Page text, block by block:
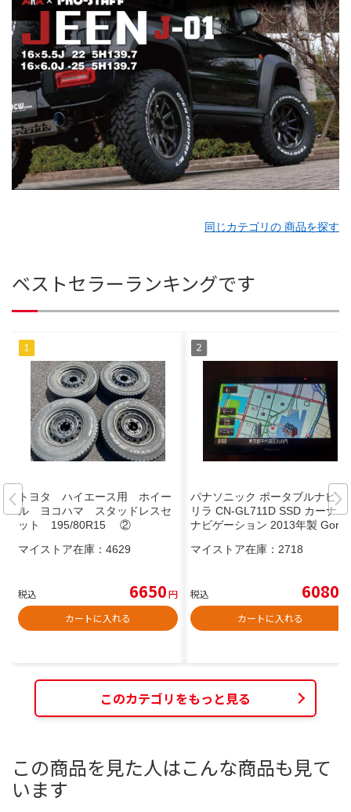
同じカテゴリの 商品を探す
ベストセラーランキングです
トヨタ ハイエース用 ホイー
ル ヨコハマ スタッドレスセ
ット 195/80R15 ②
マイストア在庫： 4629
税込 6650円
カートに入れる
パナソニック ポータブルナビ ゴ
リラ CN-GL711D SSD カーナビ
ナビゲーション 2013年製 Gorill
マイストア在庫： 2718
税込 6080
カートに入れる
このカテゴリをもっと見る
この商品を見た人はこんな商品も見て
います